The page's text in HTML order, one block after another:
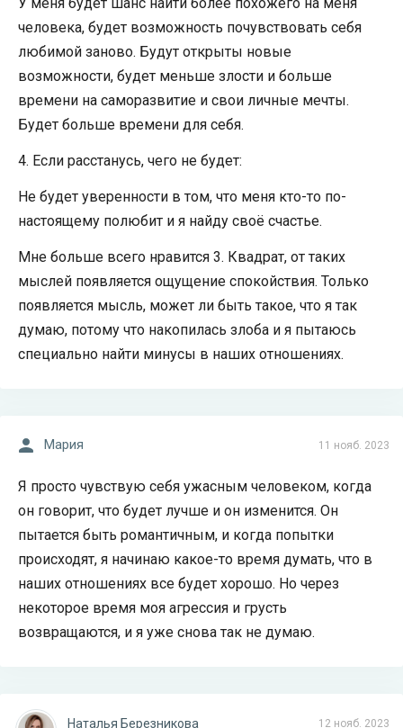
человека, будет возможность почувствовать себя
любимой заново. Будут открыты новые
возможности, будет меньше злости и больше
времени на саморазвитие и свои личные мечты.
Будет больше времени для себя.
4. Если расстанусь, чего не будет:
Не будет уверенности в том, что меня кто-то по-
настоящему полюбит и я найду своё счастье.
Мне больше всего нравится 3. Квадрат, от таких
мыслей появляется ощущение спокойствия. Только
появляется мысль, может ли быть такое, что я так
думаю, потому что накопилась злоба и я пытаюсь
специально найти минусы в наших отношениях.
11 нояб. 2023
Мария
Я просто чувствую себя ужасным человеком, когда
он говорит, что будет лучше и он изменится. Он
пытается быть романтичным, и когда попытки
происходят, я начинаю какое-то время думать, что в
наших отношениях все будет хорошо. Но через
некоторое время моя агрессия и грусть
возвращаются, и я уже снова так не думаю.
12 нояб. 2023
Наталья Березникова